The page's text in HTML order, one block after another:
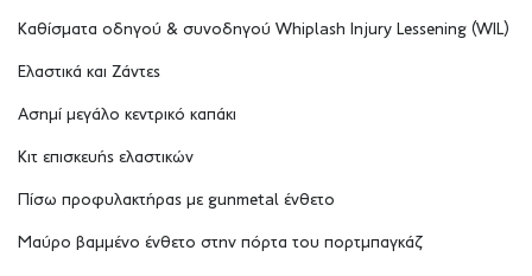
Καθίσματα οδηγού & συνοδηγού Whiplash Injury Lessening (WIL)
Ελαστικά και Ζάντες
Ασημί μεγάλο κεντρικό καπάκι
Κιτ επισκευής ελαστικών
Πίσω προφυλακτήρας με gunmetal ένθετο
Μαύρο βαμμένο ένθετο στην πόρτα του πορτμπαγκάζ